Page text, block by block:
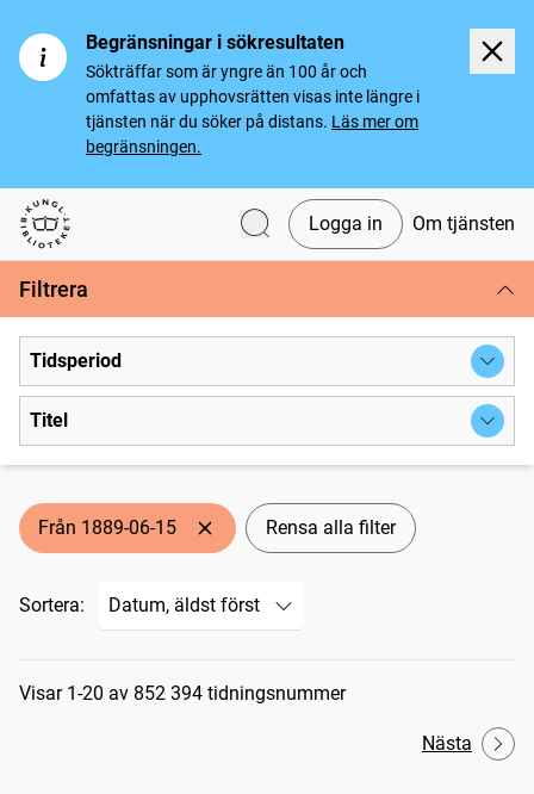
Begränsningar i sökresultaten
Sökträffar som är yngre än 100 år och
omfattas av upphovsrätten visas inte längre i
tjänsten när du söker på distans. Läs mer om
begränsningen.
Svenska tidningar
Logga in Om tjänsten
Filtrera
Tidsperiod
Titel
Från 1889-06-15 Rensa alla filter
Sortera:
Sökresultat
Visar 1-20 av 852 394 tidningsnummer
Nästa